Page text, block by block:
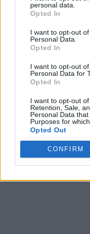
Privacidad.
terceros por nuestra
exclusión y confirme
después de que se
posible que continúe
basados en la
en información
Puede optar por no
su información
participantes
personal data.
Opted In
I want to opt-out
Personal Data.
Opted In
I want to opt-out
Personal Data for
Opted In
I want to opt-out
Retention, Sale,
Personal Data
Purposes for
Opted Out
CONFIRM